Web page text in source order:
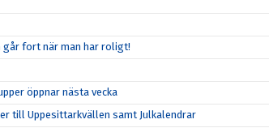
går fort när man har roligt!
öppnar nästa vecka
till Uppesittarkvällen samt Julkalendrar